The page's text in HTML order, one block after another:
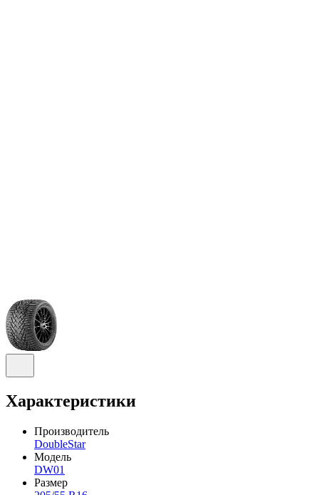
Характеристики
Производитель
DoubleStar
Модель
DW01
Размер